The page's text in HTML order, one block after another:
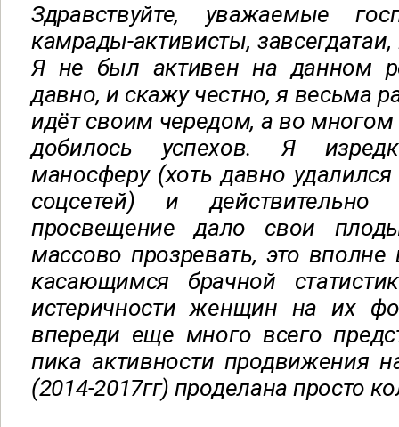
Здравствуйте, уважаемые
камрады-активисты,
Я не был активен на данном
давно, и скажу честно, я весьма
идёт своим чередом, а во
добилось успехов. Я
маносферу (хоть давно
соцсетей) и
просвещение дало свои
массово прозревать, это
касающимся брачной
истеричности женщин на их
впереди еще много всего
пика активности продвижения
(2014-2017гг) проделана просто